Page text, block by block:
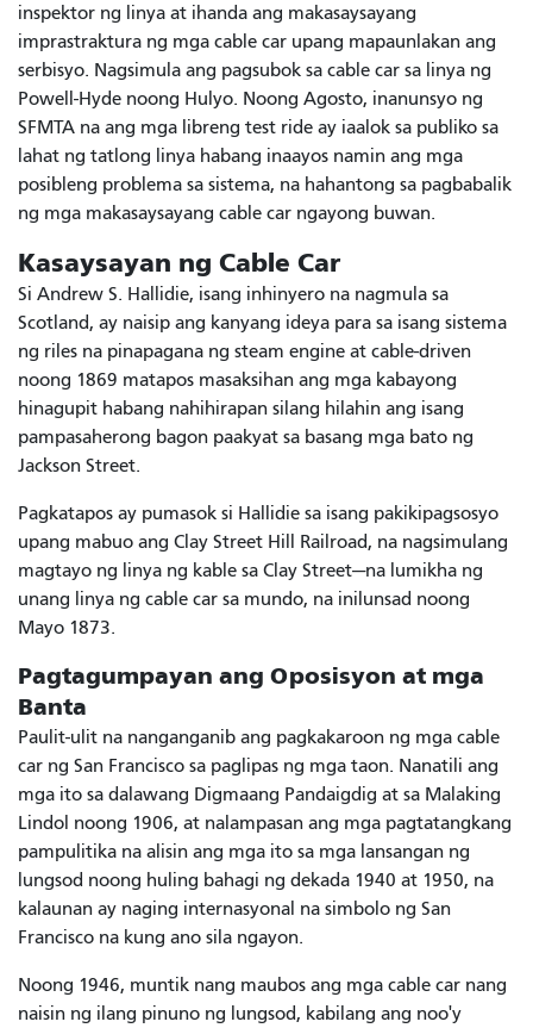
inspektor ng linya at ihanda ang makasaysayang
imprastraktura ng mga cable car upang mapaunlakan ang
serbisyo. Nagsimula ang pagsubok sa cable car sa linya ng
Powell-Hyde noong Hulyo. Noong Agosto, inanunsyo ng
SFMTA na ang mga libreng test ride ay iaalok sa publiko sa
lahat ng tatlong linya habang inaayos namin ang mga
posibleng problema sa sistema, na hahantong sa pagbabalik
ng mga makasaysayang cable car ngayong buwan.
Kasaysayan ng Cable Car
Si Andrew S. Hallidie, isang inhinyero na nagmula sa
Scotland, ay naisip ang kanyang ideya para sa isang sistema
ng riles na pinapagana ng steam engine at cable-driven
noong 1869 matapos masaksihan ang mga kabayong
hinagupit habang nahihirapan silang hilahin ang isang
pampasaherong bagon paakyat sa basang mga bato ng
Jackson Street.
Pagkatapos ay pumasok si Hallidie sa isang pakikipagsosyo
upang mabuo ang Clay Street Hill Railroad, na nagsimulang
magtayo ng linya ng kable sa Clay Street—na lumikha ng
unang linya ng cable car sa mundo, na inilunsad noong
Mayo 1873.
Pagtagumpayan ang Oposisyon at mga
Banta
Paulit-ulit na nanganganib ang pagkakaroon ng mga cable
car ng San Francisco sa paglipas ng mga taon. Nanatili ang
mga ito sa dalawang Digmaang Pandaigdig at sa Malaking
Lindol noong 1906, at nalampasan ang mga pagtatangkang
pampulitika na alisin ang mga ito sa mga lansangan ng
lungsod noong huling bahagi ng dekada 1940 at 1950, na
kalaunan ay naging internasyonal na simbolo ng San
Francisco na kung ano sila ngayon.
Noong 1946, muntik nang maubos ang mga cable car nang
naisin ng ilang pinuno ng lungsod, kabilang ang noo'y